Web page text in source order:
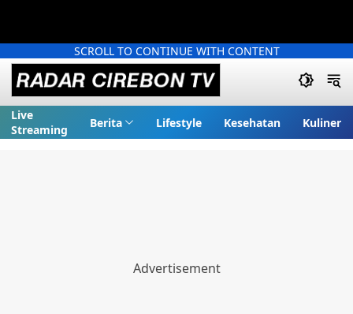
SCROLL TO CONTINUE WITH CONTENT
Live
Streaming
Berita Lifestyle Kesehatan Kuliner